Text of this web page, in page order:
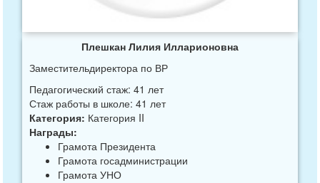
Плешкан Лилия Илларионовна
Заместительдиректора по ВР
Педагогический стаж: 41 лет
Стаж работы в школе: 41 лет
Категория: Категория II
Награды:
Грамота Президента
Грамота госадминистрации
Грамота УНО